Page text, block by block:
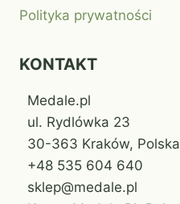
Polityka prywatności
KONTAKT
Medale.pl
ul. Rydlówka 23
30-363 Kraków, Polska
+48 535 604 640
sklep@medale.pl